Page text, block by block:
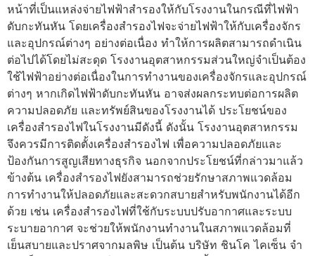
หน้าที่เป็นแหล่งจ่ายไฟฟ้าสำรองให้กับโรงงานในกรณีที่ไฟฟ้า
ดับกะทันหัน โดยเครื่องสำรองไฟจะจ่ายไฟฟ้าให้กับเครื่องจักร
และอุปกรณ์ต่างๆ อย่างต่อเนื่อง ทำให้การผลิตสามารถดำเนิน
ต่อไปได้โดยไม่สะดุด โรงงานอุตสาหกรรมส่วนใหญ่จำเป็นต้อง
ใช้ไฟฟ้าอย่างต่อเนื่องในการทำงานของเครื่องจักรและอุปกรณ์
ต่างๆ หากเกิดไฟฟ้าดับกะทันหัน อาจส่งผลกระทบต่อการผลิต
ความปลอดภัย และทรัพย์สินของโรงงานได้ ประโยชน์ของ
เครื่องสำรองไฟในโรงงานมีดังนี้ ดังนั้น โรงงานอุตสาหกรรม
จึงควรมีการติดตั้งเครื่องสำรองไฟ เพื่อความปลอดภัยและ
ป้องกันการสูญเสียทางธุรกิจ นอกจากประโยชน์ที่กล่าวมาแล้ว
ข้างต้น เครื่องสำรองไฟยังสามารถช่วยรักษาสภาพแวดล้อม
การทำงานให้ปลอดภัยและสะดวกสบายสำหรับพนักงานได้อีก
ด้วย เช่น เครื่องสำรองไฟที่ใช้กับระบบปรับอากาศและระบบ
ระบายอากาศ จะช่วยให้พนักงานทำงานในสภาพแวดล้อมที่
เย็นสบายและปราศจากมลพิษ เป็นต้น บริษัท ชินโค ไคเซ็น จํา